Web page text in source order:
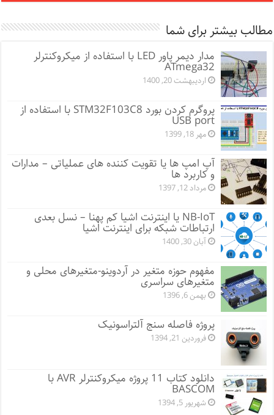
مطالب بیشتر برای شما
مدار دیمر پاور LED با استفاده از میکروکنترلر
ATmega32
اردیبهشت 20, 1400
پروگرم کردن بورد STM32F103C8 با استفاده از
USB port
مهر 18, 1399
آپ امپ ها یا تقویت کننده های عملیاتی – مدارات
و کاربرد ها
مرداد 12, 1397
NB-IoT یا اینترنت اشیا کم پهنا – نسل بعدی
ارتباطات شبکه برای اینترنت اشیا
آبان 30, 1400
مفهوم حوزه متغیر در آردوینو-متغیرهای محلی و
متغیرهای سراسری
بهمن 6, 1396
پروژه فاصله سنج آلتراسونیک
فروردین 21, 1394
دانلود کتاب 11 پروژه میکروکنترلر AVR با
BASCOM
شهریور 5, 1394